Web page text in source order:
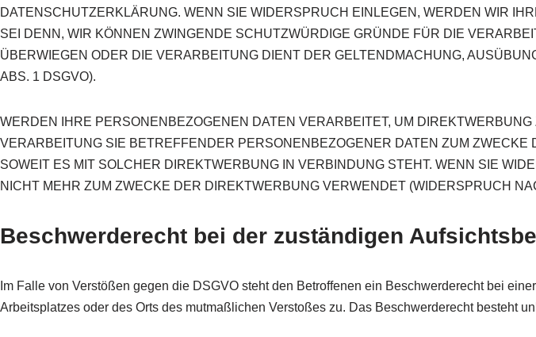
DATENSCHUTZERKLÄRUNG. WENN SIE WIDERSPRUCH EINLEGEN, WERDEN WIR
SEI DENN, WIR KÖNNEN ZWINGENDE SCHUTZWÜRDIGE GRÜNDE FÜR DIE
ÜBERWIEGEN ODER DIE VERARBEITUNG DIENT DER GELTENDMACHUNG,
ABS. 1 DSGVO).
WERDEN IHRE PERSONENBEZOGENEN DATEN VERARBEITET, UM
VERARBEITUNG SIE BETREFFENDER PERSONENBEZOGENER DATEN ZUM
SOWEIT ES MIT SOLCHER DIREKTWERBUNG IN VERBINDUNG STEHT. WENN SIE
NICHT MEHR ZUM ZWECKE DER DIREKTWERBUNG VERWENDET (WIDERSPRUCH
Beschwerderecht bei der zuständigen
Im Falle von Verstößen gegen die DSGVO steht den Betroffenen ein Beschwerderecht bei
Arbeitsplatzes oder des Orts des mutmaßlichen Verstoßes zu. Das Beschwerderecht besteht